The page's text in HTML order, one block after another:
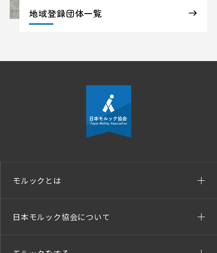
地域登録団体一覧
モルックとは
日本モルック協会について